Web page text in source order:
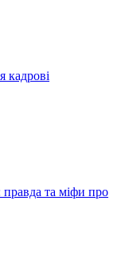
кадрові
правда та міфи про